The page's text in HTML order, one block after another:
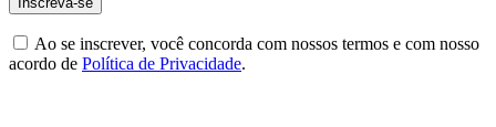
Ao se inscrever, você concorda com nossos termos e com nosso
acordo de Política de Privacidade.